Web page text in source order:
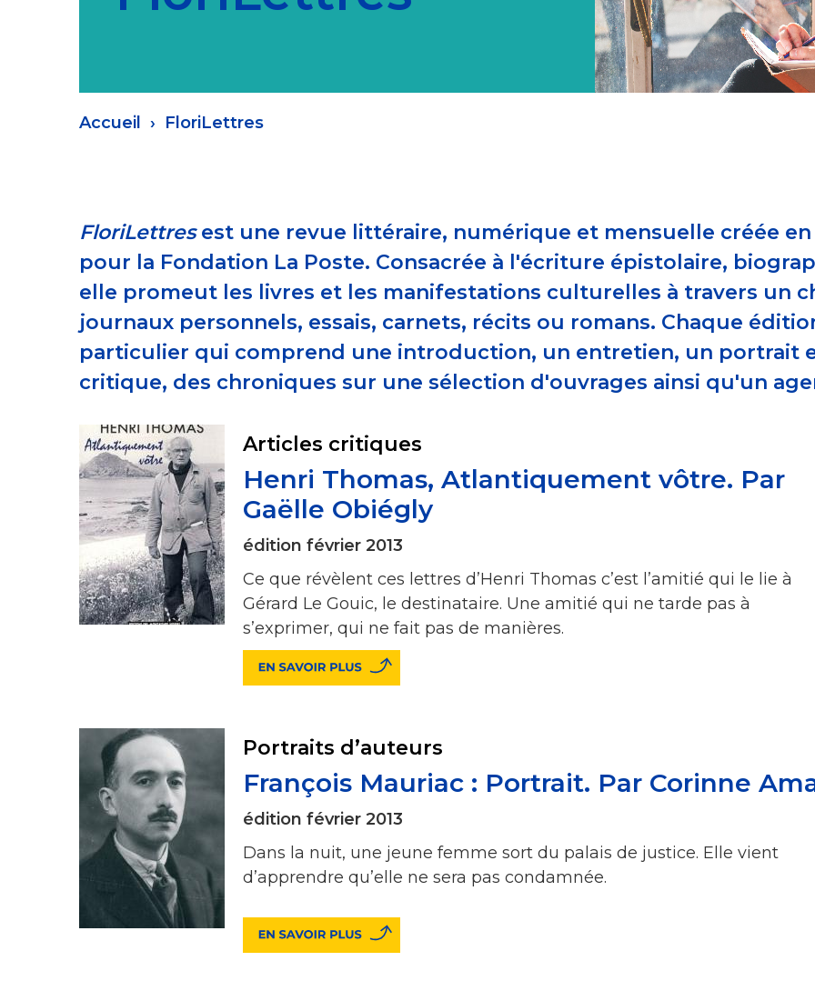
Fil
Accueil FloriLettres
FloriLettresest une revue littéraire, numérique et mensuelle créée
pour la Fondation La Poste. Consacrée à l'écriture épistolaire,
elle promeut les livres et les manifestations culturelles à travers un
journaux personnels, essais, carnets, récits ou romans. Chaque
particulier qui comprend une introduction, un entretien, un portrait
critique, des chroniques sur une sélection d'ouvrages ainsi qu'un
Articles critiques
Henri Thomas, Atlantiquement vôtre. Par
Gaëlle Obiégly
édition février 2013
Ce que révèlent ces lettres d’Henri Thomas c’est l’amitié qui le lie à
Gérard Le Gouic, le destinataire. Une amitié qui ne tarde pas à
s’exprimer, qui ne fait pas de manières.
Portraits d’auteurs
François Mauriac : Portrait. Par Corinne
édition février 2013
Dans la nuit, une jeune femme sort du palais de justice. Elle vient
d’apprendre qu’elle ne sera pas condamnée.